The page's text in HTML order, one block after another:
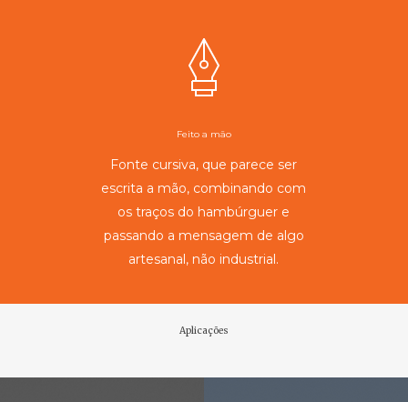
Feito a mão
Fonte cursiva, que parece ser
escrita a mão, combinando com
os traços do hambúrguer e
passando a mensagem de algo
artesanal, não industrial.
Aplicações